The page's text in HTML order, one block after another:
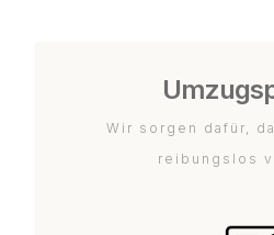
Wir sorgen dafür,
reibungslos